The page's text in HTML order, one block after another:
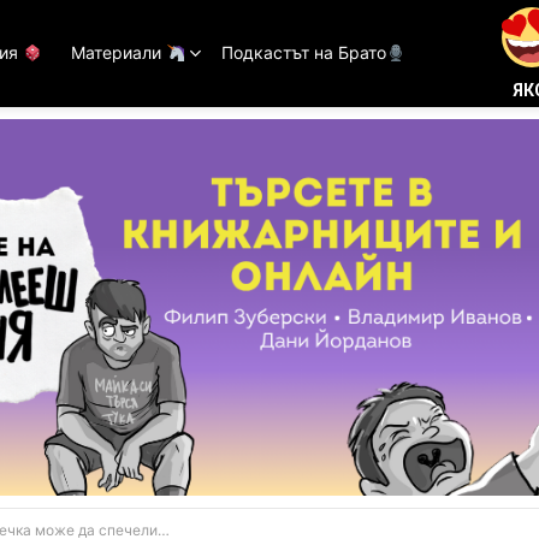
Материали Подкастът на Брато
„Оскар“ и още изводи от новия филм на Ди Каприо